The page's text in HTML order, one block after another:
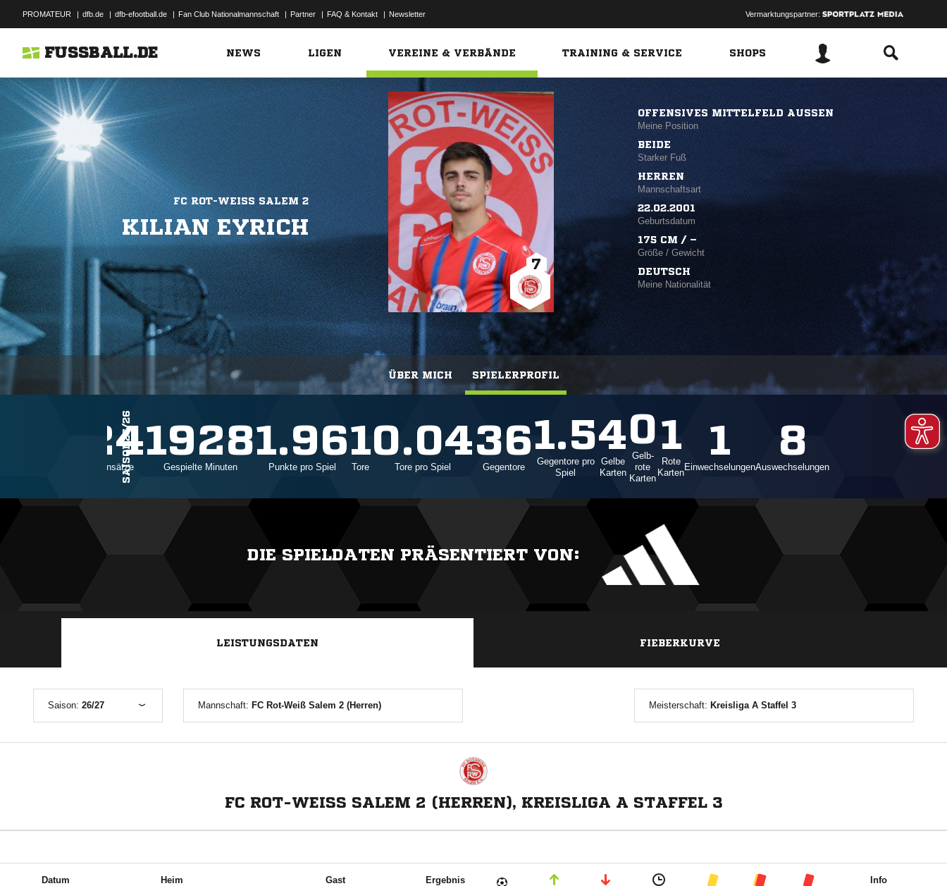
PROMATEUR | dfb.de | dfb-efootball.de | Fan Club Nationalmannschaft | Partner | FAQ & Kontakt | Newsletter Vermarktungspartner:
FUSSBALL.DE NEWS LIGEN VEREINE & VERBÄNDE TRAINING & SERVICE SHOPS
ÜBER MICH SPIELERPROFIL
FC ROT-WEISS SALEM 2
KILIAN EYRICH
7
OFFENSIVES MITTELFELD AUSSEN
Meine Position
BEIDE
Starker Fuß
HERREN
Mannschaftsart
22.02.2001
Geburtsdatum
175 CM / –
Größe / Gewicht
DEUTSCH
Meine Nationalität
SAISON25/26
24
Einsätze
1928
Gespielte Minuten
1.96
Punkte pro Spiel
1
Tore
0.04
Tore pro Spiel
36
Gegentore
1.5
Gegentore pro
Spiel
4
Gelbe
Karten
0
Gelb-
rote
Karten
1
Rote
Karten
1
Einwechselungen
8
Auswechselungen
DIE SPIELDATEN PRÄSENTIERT VON:
LEISTUNGSDATEN FIEBERKURVE
Saison: 26/27 Mannschaft: FC Rot-Weiß Salem 2 (Herren) Meisterschaft: Kreisliga A Staffel 3
FC ROT-WEISS SALEM 2 (HERREN), KREISLIGA A STAFFEL 3
Datum Heim Gast Ergebnis Info